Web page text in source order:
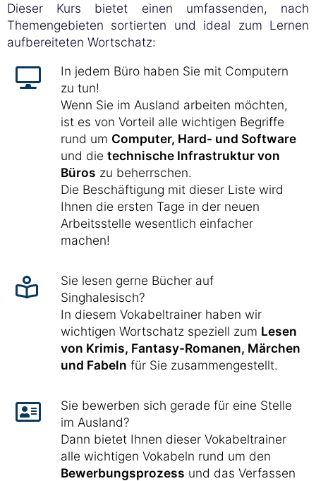
Dieser Kurs bietet einen umfassenden, nach
Themengebieten sortierten und ideal zum Lernen
aufbereiteten Wortschatz:
In jedem Büro haben Sie mit Computern
zu tun!
Wenn Sie im Ausland arbeiten möchten,
ist es von Vorteil alle wichtigen Begriffe
rund um Computer, Hard- und Software
und die technische Infrastruktur von
Büros zu beherrschen.
Die Beschäftigung mit dieser Liste wird
Ihnen die ersten Tage in der neuen
Arbeitsstelle wesentlich einfacher
machen!
Sie lesen gerne Bücher auf
Singhalesisch?
In diesem Vokabeltrainer haben wir
wichtigen Wortschatz speziell zum Lesen
von Krimis, Fantasy-Romanen, Märchen
und Fabeln für Sie zusammengestellt.
Sie bewerben sich gerade für eine Stelle
im Ausland?
Dann bietet Ihnen dieser Vokabeltrainer
alle wichtigen Vokabeln rund um den
Bewerbungsprozess und das Verfassen